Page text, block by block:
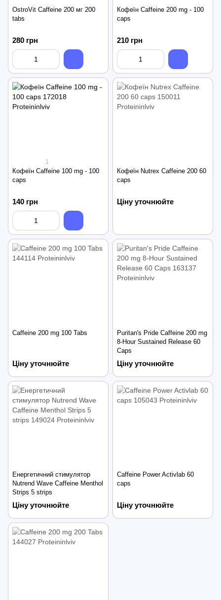
OstroVit Caffeine 200 мг 200
tabs
280 грн
Кофеїн Caffeine 200 mg - 100
caps
210 грн
1
Кофеїн Caffeine 100 mg - 100
caps
140 грн
Кофеїн Nutrex Caffeine 200 60
caps
Ціну уточнюйте
Caffeine 200 mg 100 Tabs
Ціну уточнюйте
Puritan's Pride Caffeine 200 mg
8-Hour Sustained Release 60
Caps
Ціну уточнюйте
Енергетичний стимулятор
Nutrend Wave Caffeine Menthol
Strips 5 strips
Ціну уточнюйте
Caffeine Power Activlab 60
caps
Ціну уточнюйте